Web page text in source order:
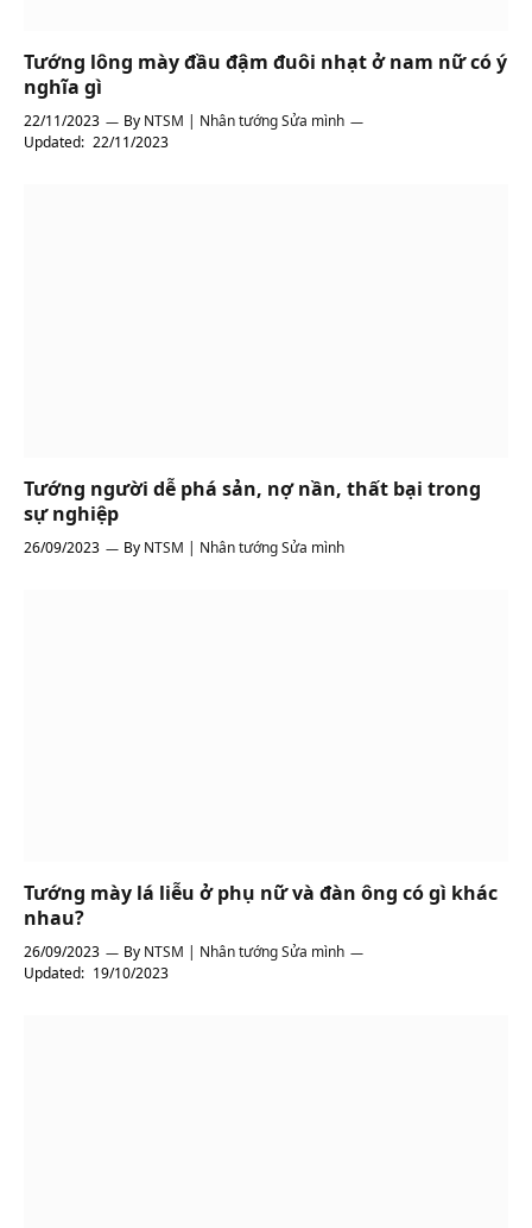
Tướng lông mày đầu đậm đuôi nhạt ở nam nữ có ý
nghĩa gì
22/11/2023 By NTSM | Nhân tướng Sửa mình
Updated: 22/11/2023
Tướng người dễ phá sản, nợ nần, thất bại trong
sự nghiệp
26/09/2023 By NTSM | Nhân tướng Sửa mình
Tướng mày lá liễu ở phụ nữ và đàn ông có gì khác
nhau?
26/09/2023 By NTSM | Nhân tướng Sửa mình
Updated: 19/10/2023